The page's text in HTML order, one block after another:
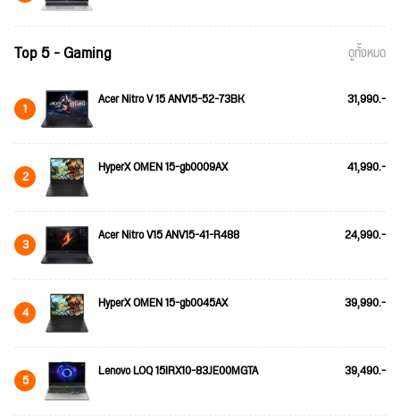
Top 5 - Gaming ดูทั้งหมด
1 Acer Nitro V 15 ANV15-52-73BK 31,990.-
2 HyperX OMEN 15-gb0009AX 41,990.-
3 Acer Nitro V15 ANV15-41-R488 24,990.-
4 HyperX OMEN 15-gb0045AX 39,990.-
5 Lenovo LOQ 15IRX10-83JE00MGTA 39,490.-